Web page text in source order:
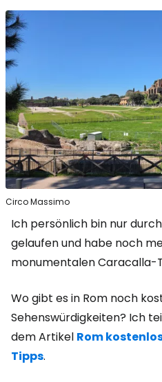
Circo Massimo
Ich persönlich bin nur
gelaufen und habe noch
monumentalen
Wo gibt es in Rom noch
Sehenswürdigkeiten? Ich
dem Artikel Rom
Tipps.